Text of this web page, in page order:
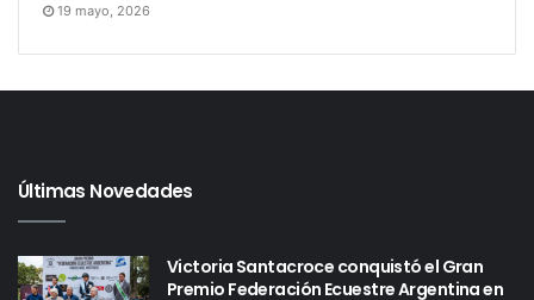
19 mayo, 2026
Últimas Novedades
Victoria Santacroce conquistó el Gran
Premio Federación Ecuestre Argentina en